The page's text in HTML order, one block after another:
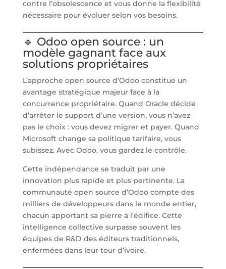
contre l’obsolescence et vous donne la flexibilité
nécessaire pour évoluer selon vos besoins.
🔹 Odoo open source : un
modèle gagnant face aux
solutions propriétaires
L’approche open source d’Odoo constitue un
avantage stratégique majeur face à la
concurrence propriétaire. Quand Oracle décide
d’arrêter le support d’une version, vous n’avez
pas le choix : vous devez migrer et payer. Quand
Microsoft change sa politique tarifaire, vous
subissez. Avec Odoo, vous gardez le contrôle.
Cette indépendance se traduit par une
innovation plus rapide et plus pertinente. La
communauté open source d’Odoo compte des
milliers de développeurs dans le monde entier,
chacun apportant sa pierre à l’édifice. Cette
intelligence collective surpasse souvent les
équipes de R&D des éditeurs traditionnels,
enfermées dans leur tour d’ivoire.